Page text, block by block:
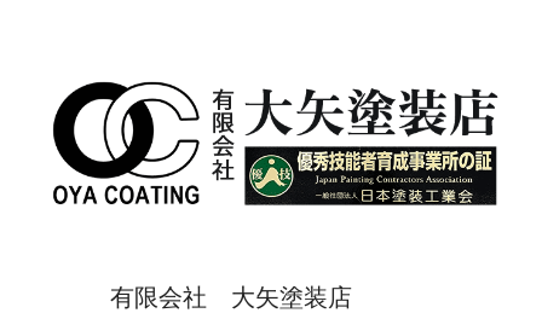
有限会社 大矢塗装店